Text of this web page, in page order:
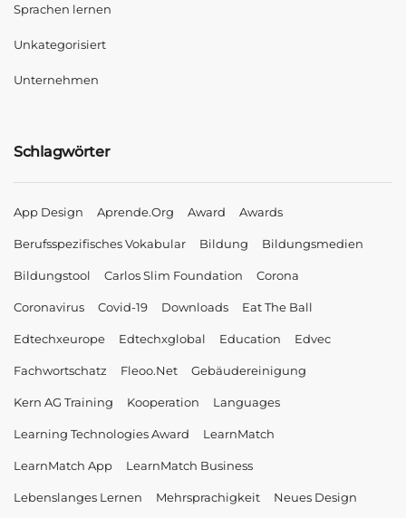
Sprachen lernen
Unkategorisiert
Unternehmen
Schlagwörter
App Design Aprende.org Award Awards
Berufsspezifisches Vokabular Bildung Bildungsmedien
Bildungstool Carlos Slim Foundation Corona
Coronavirus Covid-19 Downloads Eat The Ball
Edtechxeurope Edtechxglobal Education Edvec
Fachwortschatz Fleoo.net Gebäudereinigung
Kern AG Training Kooperation Languages
Learning Technologies Award LearnMatch
LearnMatch App LearnMatch Business
Lebenslanges Lernen Mehrsprachigkeit Neues Design